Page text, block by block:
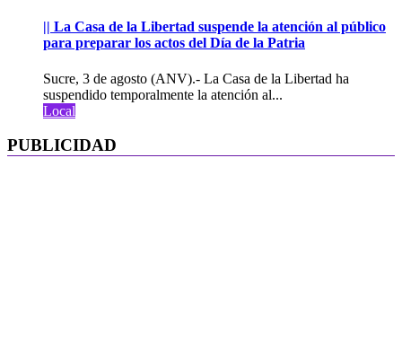
|| La Casa de la Libertad suspende la atención al público
para preparar los actos del Día de la Patria
Sucre, 3 de agosto (ANV).- La Casa de la Libertad ha
suspendido temporalmente la atención al...
Local
PUBLICIDAD